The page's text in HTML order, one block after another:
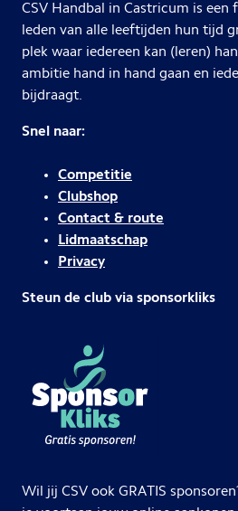
CSV Handbal in Castricum is een
leden van alle leeftijden hun tijd
plek waar iedereen kan (leren)
ambitie hand in hand gaan en
bijdraagt.
Snel naar:
Competitie
Clubshop
Contact & route
Lidmaatschap
Privacy
Steun de club via sponsorkliks
Wil jij CSV ook GRATIS